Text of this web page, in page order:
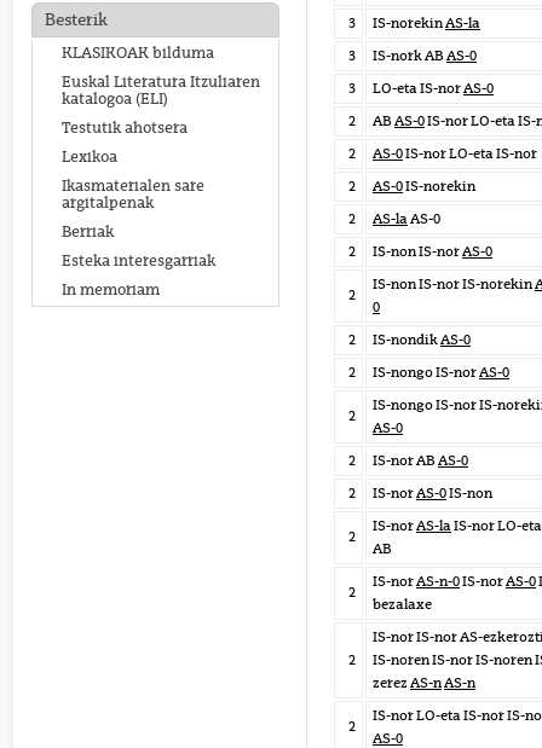
Besterik
KLASIKOAK bilduma
Euskal Literatura Itzuliaren
katalogoa (ELI)
Testutik ahotsera
Lexikoa
Ikasmaterialen sare
argitalpenak
Berriak
Esteka interesgarriak
In memoriam
3
IS-norekinAS-la
3
IS-nork AB AS-0
3
LO-eta IS-norAS-0
2
AB AS-0IS-nor LO-eta IS-
2
AS-0IS-nor LO-eta IS-nor
2
AS-0IS-norekin
2
AS-laAS-0
2
IS-non IS-norAS-0
2
IS-non IS-nor IS-norekin
0
2
IS-nondikAS-0
2
IS-nongo IS-norAS-0
2
IS-nongo IS-nor IS-
AS-0
2
IS-nor AB AS-0
2
IS-norAS-0IS-non
2
IS-norAS-laIS-nor LO-eta
AB
2
IS-norAS-n-0IS-norAS-0
bezalaxe
2
IS-nor IS-nor AS-
IS-noren IS-nor IS-noren
zerez AS-nAS-n
2
IS-nor LO-eta IS-nor IS-
AS-0